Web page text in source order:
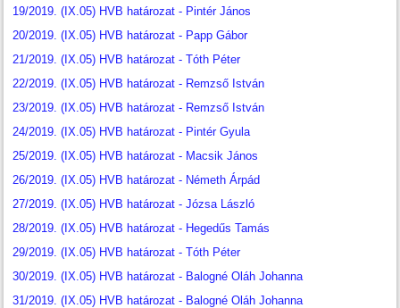
19/2019. (IX.05) HVB határozat - Pintér János
20/2019. (IX.05) HVB határozat - Papp Gábor
21/2019. (IX.05) HVB határozat - Tóth Péter
22/2019. (IX.05) HVB határozat - Remzső István
23/2019. (IX.05) HVB határozat - Remzső István
24/2019. (IX.05) HVB határozat - Pintér Gyula
25/2019. (IX.05) HVB határozat - Macsik János
26/2019. (IX.05) HVB határozat - Németh Árpád
27/2019. (IX.05) HVB határozat - Józsa László
28/2019. (IX.05) HVB határozat - Hegedűs Tamás
29/2019. (IX.05) HVB határozat - Tóth Péter
30/2019. (IX.05) HVB határozat - Balogné Oláh Johanna
31/2019. (IX.05) HVB határozat - Balogné Oláh Johanna